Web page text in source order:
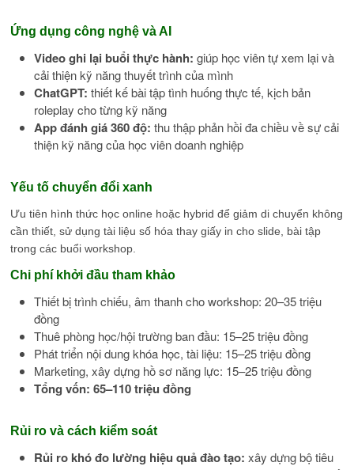
Ứng dụng công nghệ và AI
Video ghi lại buổi thực hành: giúp học viên tự xem lại và
cải thiện kỹ năng thuyết trình của mình
ChatGPT: thiết kế bài tập tình huống thực tế, kịch bản
roleplay cho từng kỹ năng
App đánh giá 360 độ: thu thập phản hồi đa chiều về sự cải
thiện kỹ năng của học viên doanh nghiệp
Yếu tố chuyển đổi xanh
Ưu tiên hình thức học online hoặc hybrid để giảm di chuyển không
cần thiết, sử dụng tài liệu số hóa thay giấy in cho slide, bài tập
trong các buổi workshop.
Chi phí khởi đầu tham khảo
Thiết bị trình chiếu, âm thanh cho workshop: 20–35 triệu
đồng
Thuê phòng học/hội trường ban đầu: 15–25 triệu đồng
Phát triển nội dung khóa học, tài liệu: 15–25 triệu đồng
Marketing, xây dựng hồ sơ năng lực: 15–25 triệu đồng
Tổng vốn: 65–110 triệu đồng
Rủi ro và cách kiểm soát
Rủi ro khó đo lường hiệu quả đào tạo: xây dựng bộ tiêu